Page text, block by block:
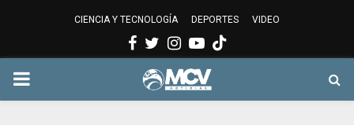
CIENCIA Y TECNOLOGÍA DEPORTES VIDEO
Facebook
Twitter
Instagram
Youtube
PRIMARY